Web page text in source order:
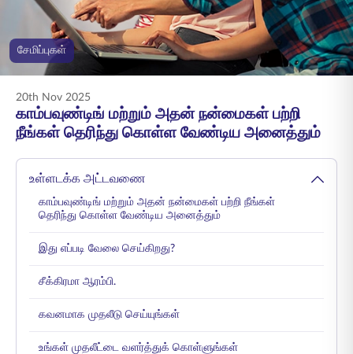
ENGLISH
ஆன்லைனில் வாங்குங்கள் பிரீமியம் செலுத்துங்கள்
சேமிப்புகள்
20th Nov 2025
காம்பவுண்டிங் மற்றும் அதன் நன்மைகள் பற்றி
நீங்கள் தெரிந்து கொள்ள வேண்டிய அனைத்தும்
உள்ளடக்க அட்டவணை
காம்பவுண்டிங் மற்றும் அதன் நன்மைகள் பற்றி நீங்கள்
தெரிந்து கொள்ள வேண்டிய அனைத்தும்
இது எப்படி வேலை செய்கிறது?
சீக்கிரமா ஆரம்பி.
கவனமாக முதலீடு செய்யுங்கள்
உங்கள் முதலீட்டை வளர்த்துக் கொள்ளுங்கள்